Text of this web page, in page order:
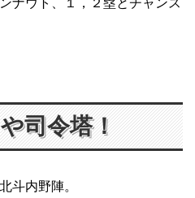
司令塔！
斗内野陣。